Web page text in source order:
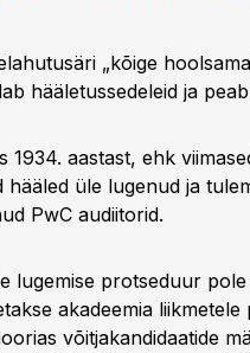
„kõige
hääletussedeleid ja
1934. aastast, ehk
hääled üle lugenud ja
PwC audiitorid.
lugemise protseduur
akadeemia
võitjakandidaatide